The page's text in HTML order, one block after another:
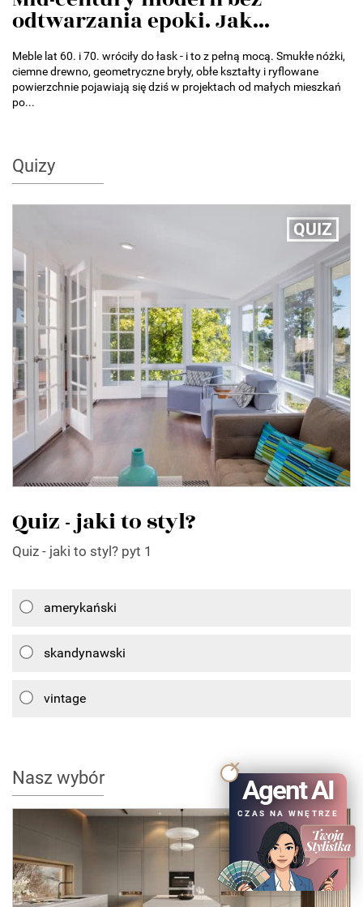
odtwarzania epoki. Jak...
Meble lat 60. i 70. wróciły do łask - i to z pełną mocą. Smukłe nóżki,
ciemne drewno, geometryczne bryły, obłe kształty i ryflowane
powierzchnie pojawiają się dziś w projektach od małych mieszkań
po...
Quizy
QUIZ
Quiz - jaki to styl?
Quiz - jaki to styl? pyt 1
amerykański
skandynawski
vintage
Nasz wybór Agent AI
CZAS NA WNĘTRZE